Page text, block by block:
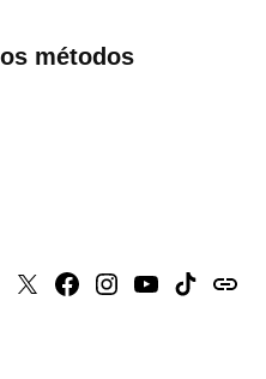
métodos
X Faceboook
Instagram
YoutubeTiktokissuu